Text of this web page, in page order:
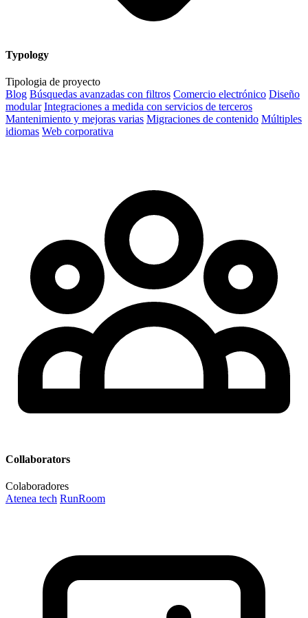
Typology
Tipologia de proyecto
Blog Búsquedas avanzadas con filtros Comercio electrónico Diseño
modular Integraciones a medida con servicios de terceros
Mantenimiento y mejoras varias Migraciones de contenido Múltiples
idiomas Web corporativa
Collaborators
Colaboradores
Atenea tech RunRoom